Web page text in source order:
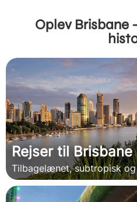
Oplev Brisbane
Rejser til Brisbane
Tilbagelænet, subtropisk